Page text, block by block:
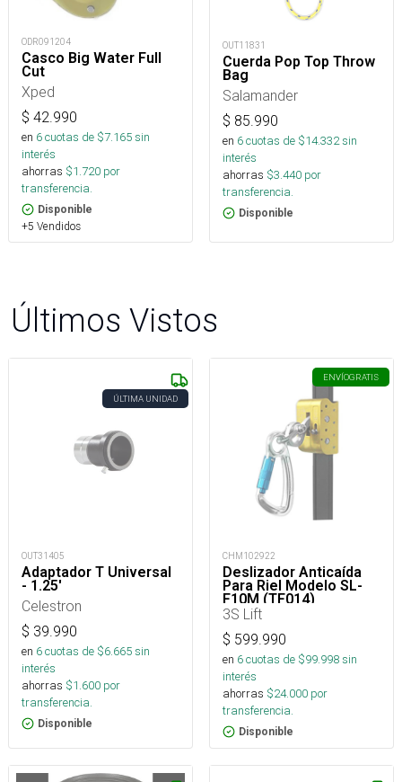
ODR091204
Casco Big Water Full
Cut
Xped
$ 42.990
en 6cuotas de $7.165sin
interés
ahorras $1.720 por
transferencia.
Disponible
+5 Vendidos
OUT11831
Cuerda Pop Top Throw
Bag
Salamander
$ 85.990
en 6cuotas de $14.332sin
interés
ahorras $3.440 por
transferencia.
Disponible
Últimos Vistos
ÚLTIMA UNIDAD
OUT31405
Adaptador T Universal
- 1.25'
Celestron
$ 39.990
en 6cuotas de $6.665sin
interés
ahorras $1.600 por
transferencia.
Disponible
ENVÍOGRATIS
CHM102922
Deslizador Anticaída
Para Riel Modelo SL-
F10M (TF014)
3S Lift
$ 599.990
en 6cuotas de $99.998sin
interés
ahorras $24.000 por
transferencia.
Disponible